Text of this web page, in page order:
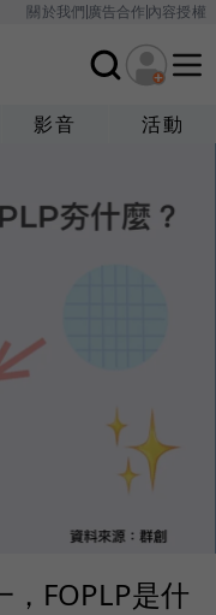
關於我們廣告合作內容授權
影音 活動
FOPLP是什